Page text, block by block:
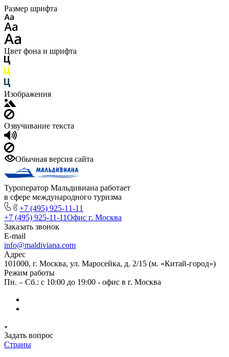
Размер шрифта
Цвет фона и шрифта
Изображения
Озвучивание текста
Обычная версия сайта
Туроператор Мальдивиана работает
в сфере международного туризма
+7 (495) 925-11-11
+7 (495) 925-11-11Офис г. Москва
Заказать звонок
E-mail
info@maldiviana.com
Адрес
101000, г. Москва, ул. Маросейка, д. 2/15 (м. «Китай-город»)
Режим работы
Пн. – Сб.: с 10:00 до 19:00 - офис в г. Москва
Задать вопрос
Страны